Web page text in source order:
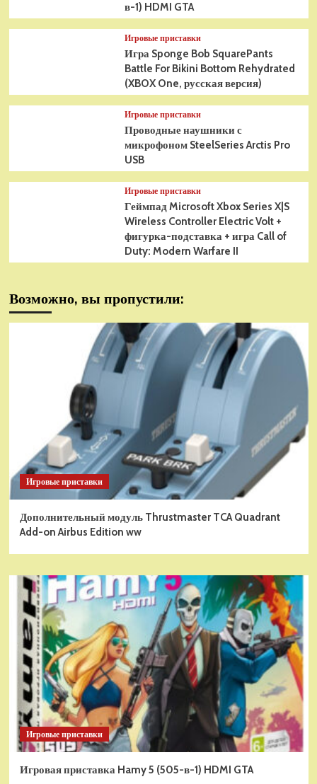
в-1) HDMI GTA
Игровые приставки
Игра Sponge Bob SquarePants
Battle For Bikini Bottom Rehydrated
(XBOX One, русская версия)
Игровые приставки
Проводные наушники с
микрофоном SteelSeries Arctis Pro
USB
Игровые приставки
Геймпад Microsoft Xbox Series X|S
Wireless Controller Electric Volt +
фигурка-подставка + игра Call of
Duty: Modern Warfare II
Возможно, вы пропустили:
Игровые приставки
Дополнительный модуль Thrustmaster TCA Quadrant
Add-on Airbus Edition ww
Игровые приставки
Игровая приставка Hamy 5 (505-в-1) HDMI GTA